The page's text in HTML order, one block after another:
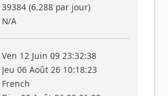
39384 (6.288 par jour)
N/A
Ven 12 Juin 09 23:32:38
Jeu 06 Août 26 10:18:23
French